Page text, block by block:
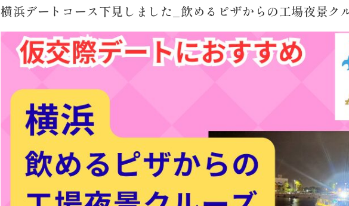
横浜デートコース下見しました_飲めるピザからの工場夜景ク